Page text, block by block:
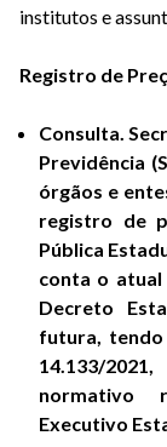
institutos e
Registro de
Consulta.
Previdência
órgãos e
registro de
Pública
conta o
Decreto
futura, tendo
14.133/
normativo
Executivo